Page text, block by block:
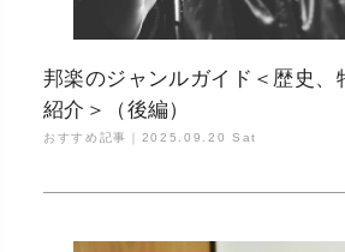
邦楽のジャンルガイド＜歴史、
紹介＞（後編）
おすすめ記事｜ 2025.09.20 Sat